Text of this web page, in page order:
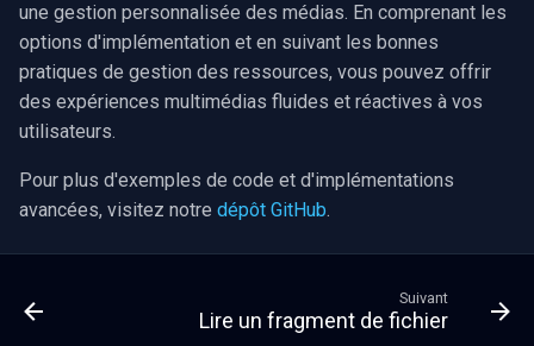
une gestion personnalisée des médias. En comprenant les
options d'implémentation et en suivant les bonnes
pratiques de gestion des ressources, vous pouvez offrir
des expériences multimédias fluides et réactives à vos
utilisateurs.
Pour plus d'exemples de code et d'implémentations
avancées, visitez notre dépôt GitHub.
Suivant
Lire un fragment de fichier